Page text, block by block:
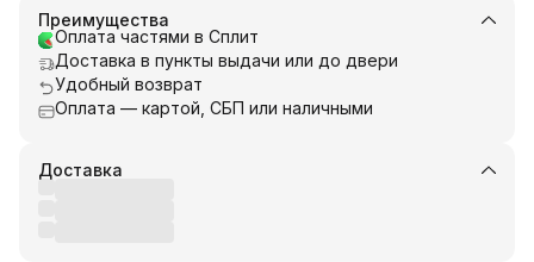
Преимущества
Оплата частями в Сплит
Доставка в пункты выдачи или до двери
Удобный возврат
Оплата — картой, СБП или наличными
Доставка